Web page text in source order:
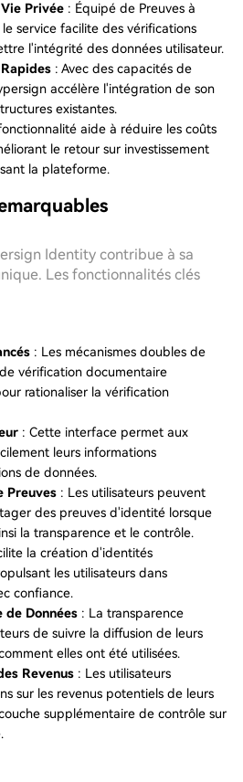
Privée : Équipé de Preuves à
le service facilite des vérifications
l'intégrité des données utilisateur.
: Avec des capacités de
accélère l'intégration de son
existantes.
aide à réduire les coûts
le retour sur investissement
la plateforme.
Identity contribue à sa
Les fonctionnalités clés
: Les mécanismes doubles de
vérification documentaire
rationaliser la vérification
: Cette interface permet aux
leurs informations
de données.
Preuves : Les utilisateurs peuvent
des preuves d'identité lorsque
la transparence et le contrôle.
la création d'identités
les utilisateurs dans
confiance.
de Données : La transparence
de suivre la diffusion de leurs
elles ont été utilisées.
Revenus : Les utilisateurs
sur les revenus potentiels de leurs
supplémentaire de contrôle sur